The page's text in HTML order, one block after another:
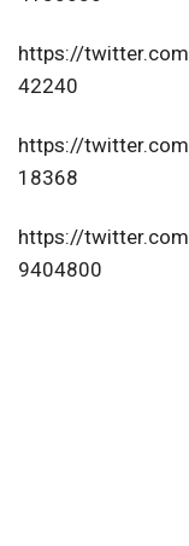
https://
42240
https://
18368
https://
9404800